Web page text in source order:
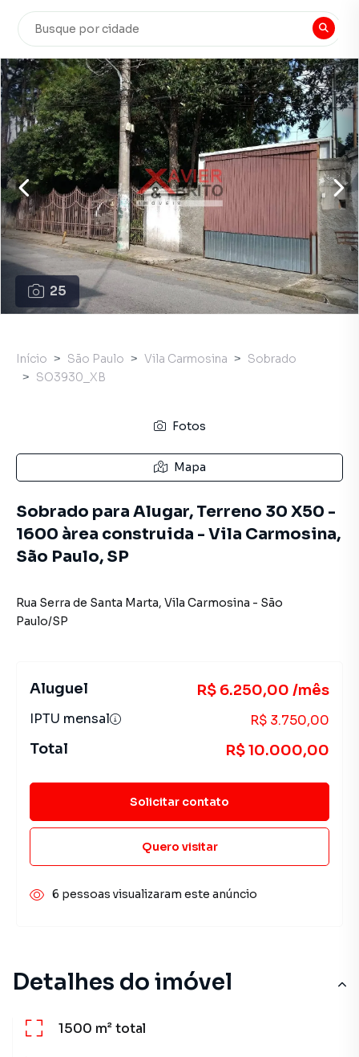
25
Detalhes do imóvel
1500 m²total
Início São Paulo Vila Carmosina
Sobrado
SO3930_XB
Fotos
Mapa
Sobrado para Alugar, Terreno 30 X50 -
1600 àrea construida - Vila Carmosina,
São Paulo, SP
Rua Serra de Santa Marta, Vila Carmosina - São
Paulo/SP
Aluguel R$ 6.250,00 /mês
IPTU mensal R$ 3.750,00
Total R$ 10.000,00
Solicitar contato
Quero visitar
6 pessoas visualizaram este anúncio